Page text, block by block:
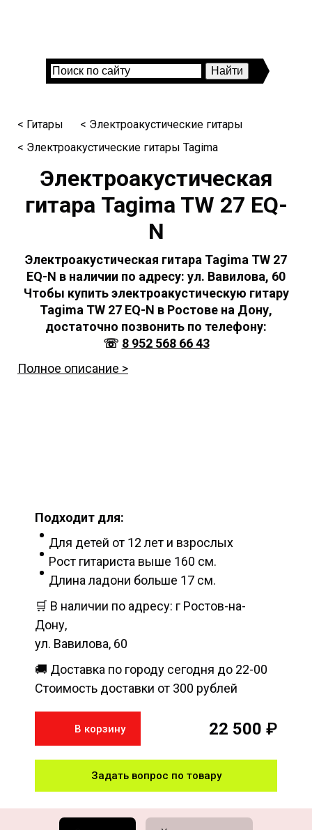
< Гитары
< Электроакустические гитары
< Электроакустические гитары Tagima
Электроакустическая
гитара Tagima TW 27 EQ-
N
Электроакустическая гитара Tagima TW 27
EQ-N в наличии по адресу: ул. Вавилова, 60
Чтобы купить электроакустическую гитару
Tagima TW 27 EQ-N в Ростове на Дону,
достаточно позвонить по телефону:
☏ 8 952 568 66 43
Полное описание >
Подходит для:
Для детей от 12 лет и взрослых
Рост гитариста выше 160 см.
Длина ладони больше 17 см.
🛒 В наличии по адресу: г Ростов-на-
Дону,
ул. Вавилова, 60
🚚 Доставка по городу сегодня до 22-00
Стоимость доставки от 300 рублей
В корзину 22 500 ₽
Задать вопрос по товару